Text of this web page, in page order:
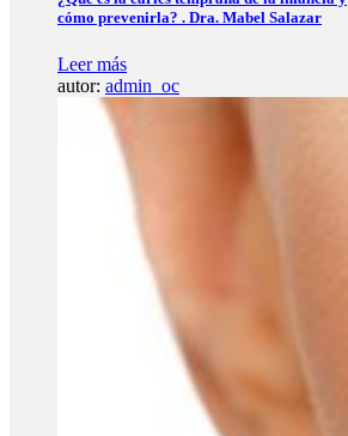
cómo prevenirla? . Dra. Mabel Salazar
Leer más
autor: admin_oc